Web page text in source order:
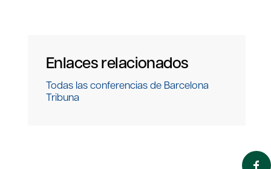
Enlaces relacionados
Todas las conferencias de Barcelona
Tribuna